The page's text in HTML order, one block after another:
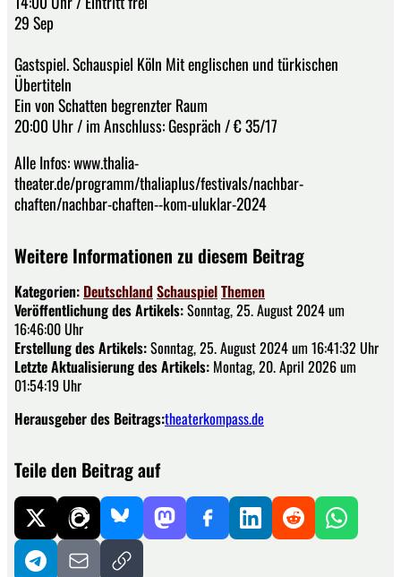
29 Sep
Gastspiel. Schauspiel Köln Mit englischen und türkischen
Übertiteln
Ein von Schatten begrenzter Raum
20:00 Uhr / im Anschluss: Gespräch / € 35/17
Alle Infos: www.thalia-
theater.de/programm/thaliaplus/festivals/nachbar-
chaften/nachbar-chaften--kom-uluklar-2024
Weitere Informationen zu diesem Beitrag
Kategorien: Deutschland SchauspielThemen
Veröffentlichung des Artikels:Sonntag, 25. August 2024 um
16:46:00 Uhr
Erstellung des Artikels:Sonntag, 25. August 2024 um 16:41:32 Uhr
Letzte Aktualisierung des Artikels: Montag, 20. April 2026 um
01:54:19 Uhr
Herausgeber des Beitrags:theaterkompass.de
Teile den Beitrag auf